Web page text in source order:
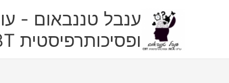
ענבל טננבאום -
ופסיכותרפיסטית CBT